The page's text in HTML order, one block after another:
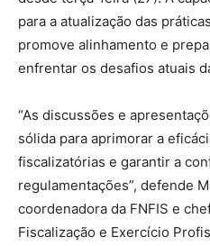
para a atualização das
promove alinhamento e
enfrentar os desafios atuais
“As discussões e
sólida para aprimorar a
fiscalizatórias e garantir a
regulamentações”, defende
coordenadora da FNFIS e
Fiscalização e Exercício